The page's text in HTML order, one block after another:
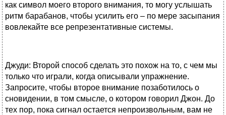
как символ моего второго внимания, то могу услышать
ритм барабанов, чтобы усилить его – по мере засыпания
вовлекайте все репрезентативные системы.
Джуди: Второй способ сделать это похож на то, с чем мы
только что играли, когда описывали упражнение.
Запросите, чтобы второе внимание позаботилось о
сновидении, в том смысле, о котором говорил Джон. До
тех пор, пока сигнал остается непроизвольным, вам не